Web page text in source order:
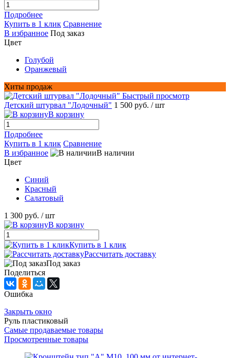
Подробнее
Купить в 1 клик Сравнение
В избранное Под заказ
Цвет
Голубой
Оранжевый
Хиты продаж
Быстрый просмотр
Детский штурвал "Лодочный" 1 500 руб. / шт
В корзину
Подробнее
Купить в 1 клик Сравнение
В избранное
В наличии
Цвет
Синий
Красный
Салатовый
1 300 руб. / шт
В корзину
Купить в 1 клик
Рассчитать доставку
Под заказ
Поделиться
Ошибка
Закрыть окно
Руль пластиковый
Самые продаваемые товары
Просмотренные товары